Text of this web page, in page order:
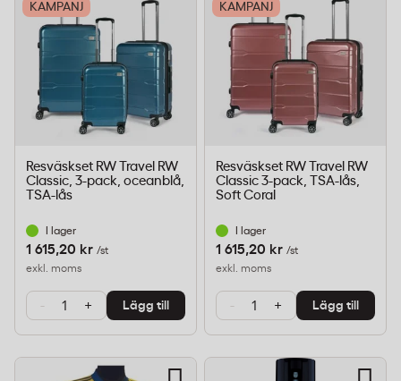
Resväskset RW Travel RW
Classic, 3-pack, oceanblå,
TSA-lås
I lager
1 615,20 kr /st
exkl. moms
- + Lägg till
KAMPANJ
Resväskset RW Travel RW
Classic 3-pack, TSA-lås,
Soft Coral
I lager
1 615,20 kr /st
exkl. moms
- + Lägg till
KAMPANJ